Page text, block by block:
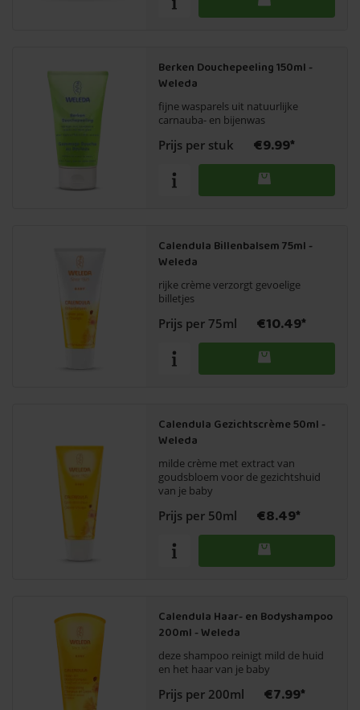
Berken Douchepeeling 150ml -
Weleda
fijne wasparels uit natuurlijke
carnauba- en bijenwas
Prijs per stuk €9.99*
Calendula Billenbalsem 75ml -
Weleda
rijke crème verzorgt gevoelige
billetjes
Prijs per 75ml €10.49*
Calendula Gezichtscrème 50ml -
Weleda
milde crème met extract van
goudsbloem voor de gezichtshuid
van je baby
Prijs per 50ml €8.49*
Calendula Haar- en Bodyshampoo
200ml - Weleda
deze shampoo reinigt mild de huid
en het haar van je baby
Prijs per 200ml €7.99*